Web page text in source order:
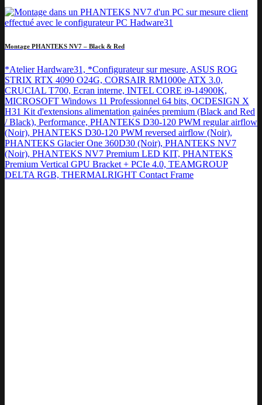
Montage PHANTEKS NV7 – Black & Red
*Atelier Hardware31, *Configurateur sur mesure, ASUS ROG
STRIX RTX 4090 O24G, CORSAIR RM1000e ATX 3.0,
CRUCIAL T700, Ecran interne, INTEL CORE i9-14900K,
MICROSOFT Windows 11 Professionnel 64 bits, OCDESIGN X
H31 Kit d'extensions alimentation gainées premium (Black and Red
/ Black), Performance, PHANTEKS D30-120 PWM regular airflow
(Noir), PHANTEKS D30-120 PWM reversed airflow (Noir),
PHANTEKS Glacier One 360D30 (Noir), PHANTEKS NV7
(Noir), PHANTEKS NV7 Premium LED KIT, PHANTEKS
Premium Vertical GPU Bracket + PCIe 4.0, TEAMGROUP
DELTA RGB, THERMALRIGHT Contact Frame